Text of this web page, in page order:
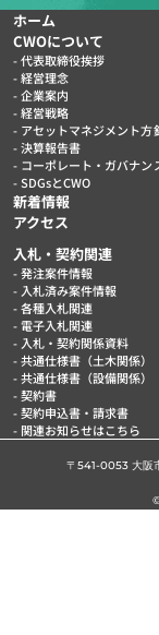
ホーム
CWOについて
代表取締役挨拶
経営理念
企業案内
経営戦略
アセットマネジメント方
決算報告書
コーポレート・ガバナン
SDGsとCWO
新着情報
アクセス
入札・契約関連
発注案件情報
入札済み案件情報
各種入札関連
電子入札関連
入札・契約関係資料
共通仕様書（土木関係）
共通仕様書（設備関係）
契約書
契約申込書・請求書
関連お知らせはこちら
〒541-0053 大阪